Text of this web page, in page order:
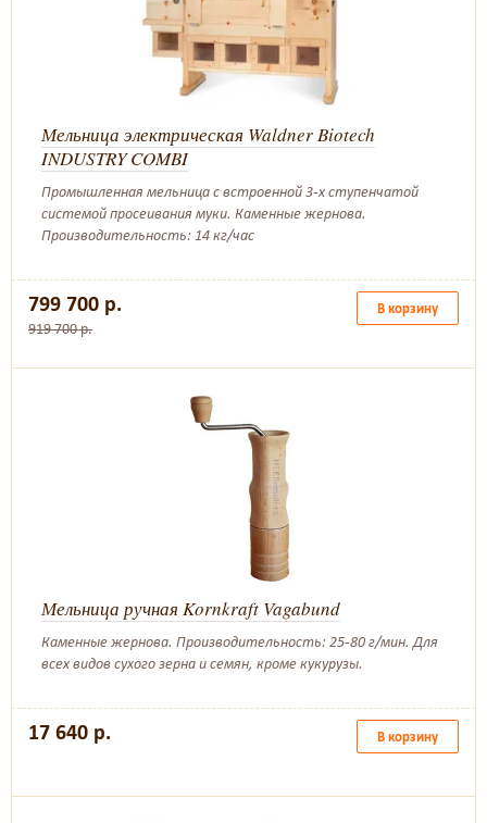
Мельница электрическая Waldner Biotech
INDUSTRY COMBI
Промышленная мельница с встроенной 3-х ступенчатой
системой просеивания муки. Каменные жернова.
Производительность: 14 кг/час
799 700 р.
919 700 р.
В корзину
Мельница ручная Kornkraft Vagabund
Каменные жернова. Производительность: 25-80 г/мин. Для
всех видов сухого зерна и семян, кроме кукурузы.
17 640 р. В корзину